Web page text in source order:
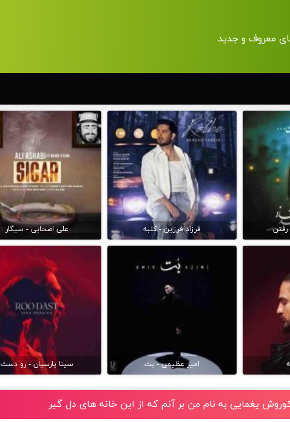
معروف و جدید
فرزاد فرزین - کلبه علی اصحابی - سیگار
امیر عظیمی - بت سینا پارسیان - رو دست
یغمایی به نام من بر آنم که از این خانه های دل گیر